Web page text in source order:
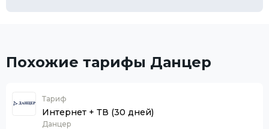
Похожие тарифы Данцер
Тариф
Интернет + ТВ (30 дней)
Данцер